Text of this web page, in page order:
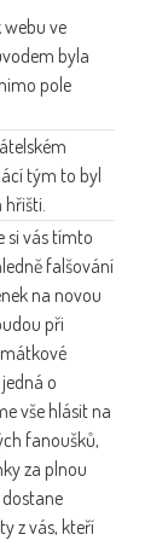
webu ve
byla
pole
tým to byl
si vás tímto
falšování
na novou
při
o
vše hlásit na
fanoušků,
za plnou
z vás, kteří